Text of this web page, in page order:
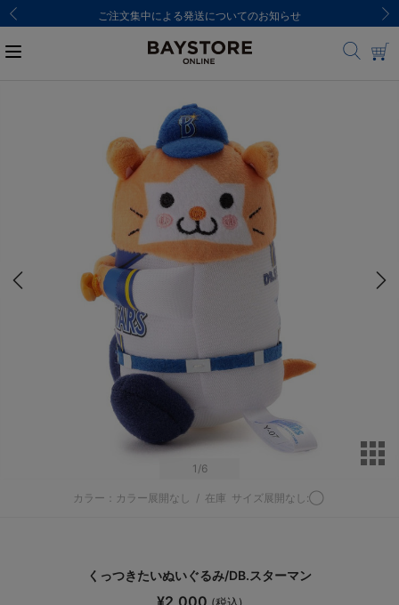
ご注文集中による発送についてのお知らせ
1 /6
カラー：カラー展開なし / 在庫 サイズ展開なし:◯
くっつきたいぬいぐるみ/DB.スターマン
¥2,000